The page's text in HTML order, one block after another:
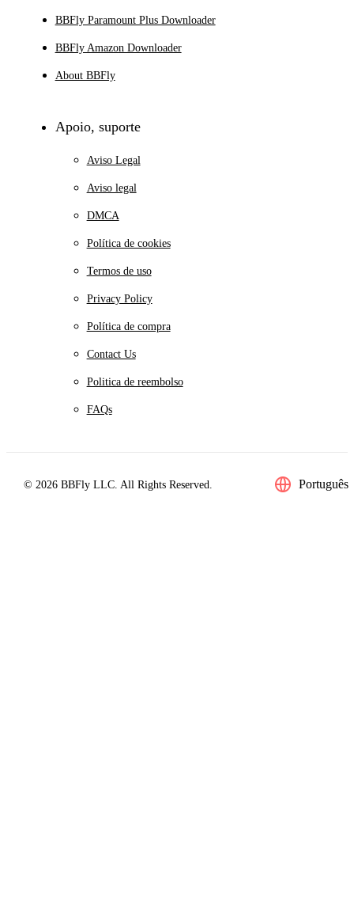
BBFly Paramount Plus Downloader
BBFly Amazon Downloader
About BBFly
Apoio, suporte
Aviso Legal
Aviso legal
DMCA
Política de cookies
Termos de uso
Privacy Policy
Política de compra
Contact Us
Politica de reembolso
FAQs
© 2026 BBFly LLC. All Rights Reserved. Português